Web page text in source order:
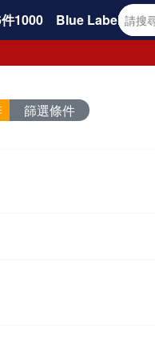
1000
Blue Label
篩選條件